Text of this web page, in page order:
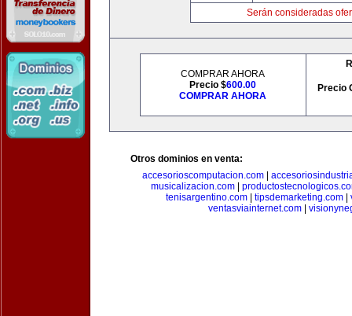
Serán consideradas
COMPRAR AHORA
Precio $600.00
COMPRAR AHORA
Precio
Otros dominios en venta:
accesorioscomputacion.com
musicalizacion.com|
tenisargentino.com
tipsdemarketing.com
ventasviainternet.com